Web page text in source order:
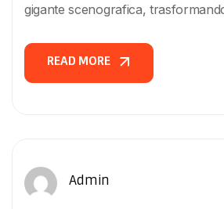
gigante scenografica,
READ MORE
Admin